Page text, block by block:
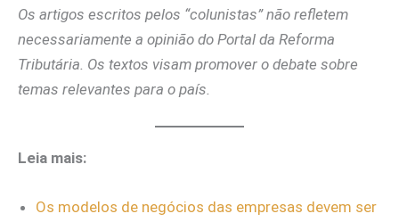
Os artigos escritos pelos “colunistas” não refletem
necessariamente a opinião do Portal da Reforma
Tributária. Os textos visam promover o debate sobre
temas relevantes para o país.
Leia mais:
Os modelos de negócios das empresas devem ser